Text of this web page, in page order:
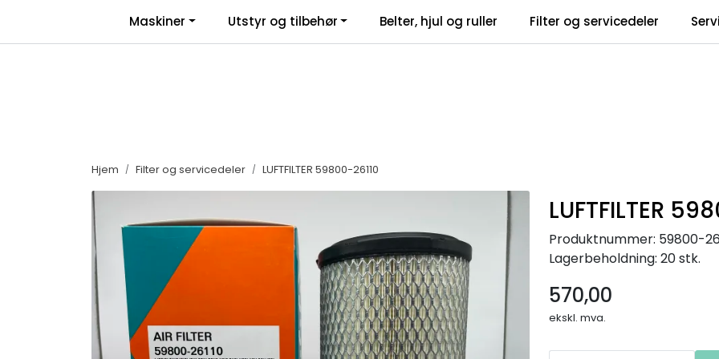
Facebook | Salgsbetingelser | Nyhetsbrev
Maskiner Utstyr og tilbehør Belter, hjul og ruller Filter og servicedeler
Hjem Filter og servicedeler LUFTFILTER 59800-26110
LUFTFILTER
Produktnummer: 59800-
Lagerbeholdning: 20 stk.
570,00
ekskl. mva.